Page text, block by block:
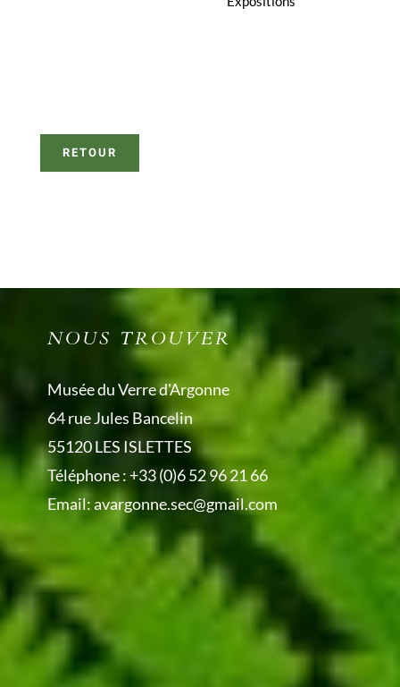
RETOUR
NOUS TROUVER
Musée du Verre d'Argonne
64 rue Jules Bancelin
55120 LES ISLETTES
Téléphone :+33 (0)6 52 96 21 66
Email:avargonne.sec@gmail.com